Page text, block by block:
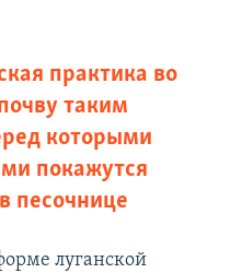
практика во
таким
которыми
покажутся
песочнице
луганской